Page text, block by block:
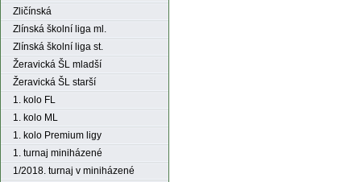
Zličínská
Zlínská školní liga ml.
Zlínská školní liga st.
Žeravická ŠL mladší
Žeravická ŠL starší
1. kolo FL
1. kolo ML
1. kolo Premium ligy
1. turnaj miniházené
1/2018. turnaj v miniházené